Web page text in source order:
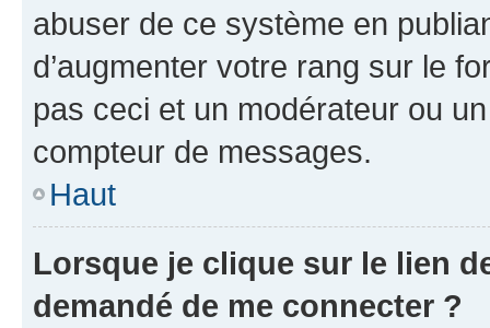
abuser de ce système en
d’augmenter votre rang sur le
pas ceci et un modérateur ou
compteur de messages.
Haut
Lorsque je clique sur le lien
demandé de me connecter ?